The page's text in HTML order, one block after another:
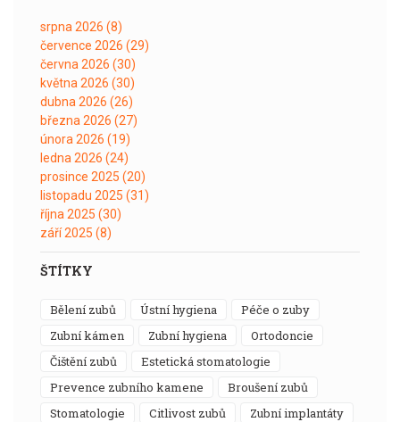
srpna 2026 (8)
července 2026 (29)
června 2026 (30)
května 2026 (30)
dubna 2026 (26)
března 2026 (27)
února 2026 (19)
ledna 2026 (24)
prosince 2025 (20)
listopadu 2025 (31)
října 2025 (30)
září 2025 (8)
ŠTÍTKY
bělení zubů ústní hygiena
péče o zuby
zubní kámen
zubní hygiena
ortodoncie
čištění zubů
estetická stomatologie
prevence zubního kamene
broušení zubů
stomatologie
citlivost zubů
zubní implantáty